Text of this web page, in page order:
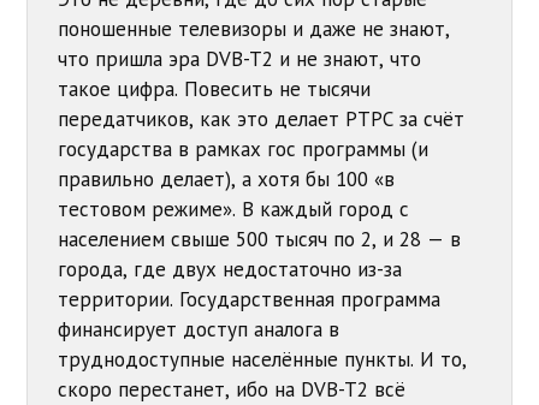
поношенные телевизоры и даже не знают,
что пришла эра DVB-T2 и не знают, что
такое цифра. Повесить не тысячи
передатчиков, как это делает РТРС за счёт
государства в рамках гос программы (и
правильно делает), а хотя бы 100 «в
тестовом режиме». В каждый город с
населением свыше 500 тысяч по 2, и 28 — в
города, где двух недостаточно из-за
территории. Государственная программа
финансирует доступ аналога в
труднодоступные населённые пункты. И то,
скоро перестанет, ибо на DVB-T2 всё